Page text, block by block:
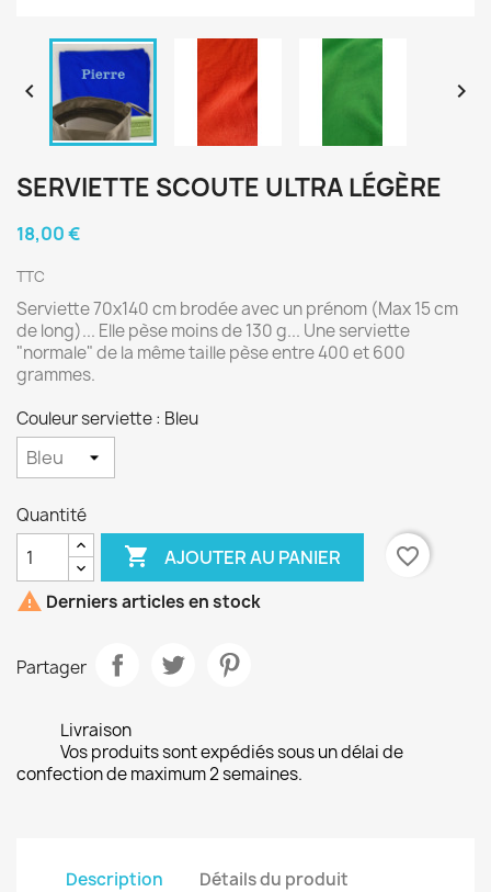
 
SERVIETTE SCOUTE ULTRA LÉGÈRE
18,00 €
TTC
Serviette 70x140 cm brodée avec un prénom (Max 15 cm
de long)... Elle pèse moins de 130 g... Une serviette
"normale" de la même taille pèse entre 400 et 600
grammes.
Couleur serviette : Bleu
Quantité
 AJOUTER AU PANIER
favorite_border
 Derniers articles en stock
Partager
Livraison
Vos produits sont expédiés sous un délai de
confection de maximum 2 semaines.
Description Détails du produit